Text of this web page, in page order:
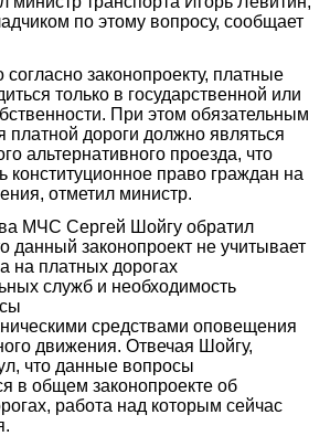
по этому вопросу, сообщает
законопроекту, платные
только в государственной или
При этом обязательным
платной дороги должно являться
альтернативного проезда, что
конституционное право граждан на
отметил министр.
МЧС Сергей Шойгу обратил
данный законопроект не учитывает
на платных дорогах
служб и необходимость
средствами оповещения
движения. Отвечая Шойгу,
что данные вопросы
в общем законопроекте об
работа над которым сейчас